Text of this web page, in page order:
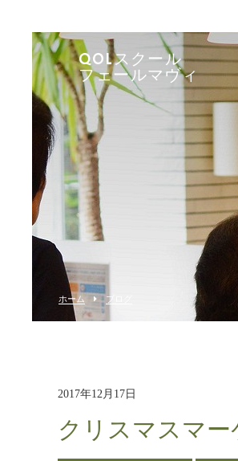
QOLスクール
フェールマヴィ
ホーム ブログ
2017年12月17日
クリスマスマー